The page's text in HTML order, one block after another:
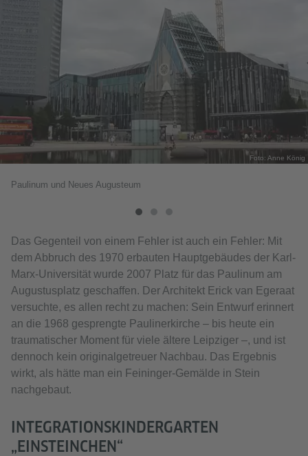
Foto: Anne König
Paulinum und Neues Augusteum
Das Gegenteil von einem Fehler ist auch ein Fehler: Mit
dem Abbruch des 1970 erbauten Hauptgebäudes der Karl-
Marx-Universität wurde 2007 Platz für das Paulinum am
Augustusplatz geschaffen. Der Architekt Erick van Egeraat
versuchte, es allen recht zu machen: Sein Entwurf erinnert
an die 1968 gesprengte Paulinerkirche – bis heute ein
traumatischer Moment für viele ältere Leipziger –, und ist
dennoch kein originalgetreuer Nachbau. Das Ergebnis
wirkt, als hätte man ein Feininger-Gemälde in Stein
nachgebaut.
INTEGRATIONSKINDERGARTEN
„EINSTEINCHEN“